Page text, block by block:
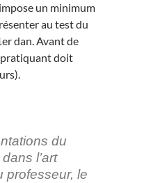
un minimum
au test du
dan. Avant de
pratiquant doit
du
l’art
le